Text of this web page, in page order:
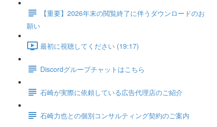
【重要】2026年末の閲覧終了に伴うダウンロードのお
願い
最初に視聴してください (19:17)
Discordグループチャットはこちら
石崎が実際に依頼している広告代理店のご紹介
石崎力也との個別コンサルティング契約のご案内